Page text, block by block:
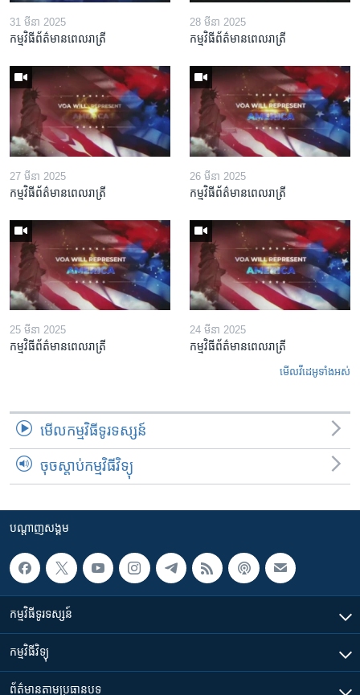
31 មីនា 2025
កម្មវិធីព័ត៌មានពេលរាត្រី
28 មីនា 2025
កម្មវិធីព័ត៌មានពេលរាត្រី
27 មីនា 2025
កម្មវិធីព័ត៌មានពេលរាត្រី
26 មីនា 2025
កម្មវិធីព័ត៌មានពេលរាត្រី
25 មីនា 2025
កម្មវិធីព័ត៌មានពេលរាត្រី
24 មីនា 2025
កម្មវិធីព័ត៌មានពេលរាត្រី
មើល​វីដេអូ​ទាំង​អស់
មើល​កម្មវិធី​ទូរទស្សន៍
ចុចស្តាប់កម្មវិធីវិទ្យុ
បណ្តាញ​សង្គម
កម្មវិធី​ទូរទស្សន៍
កម្មវិធី​វិទ្យុ
ព័ត៌មាន​តាមប្រធានបទ​